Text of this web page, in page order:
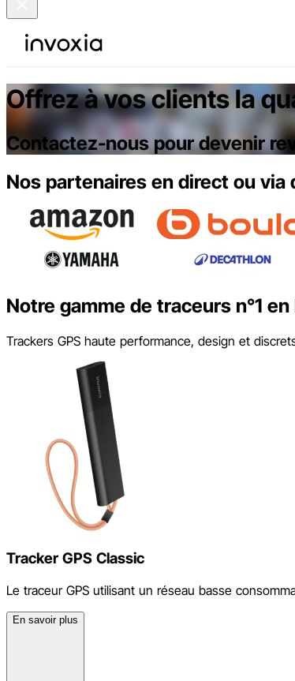
Offrez à vos clients la
Contactez-nous pour devenir
Nos partenaires en direct ou
Notre gamme de traceurs n°1 en
Trackers GPS haute performance, design et
Tracker GPS Classic
Le traceur GPS utilisant un réseau basse
En savoir plus